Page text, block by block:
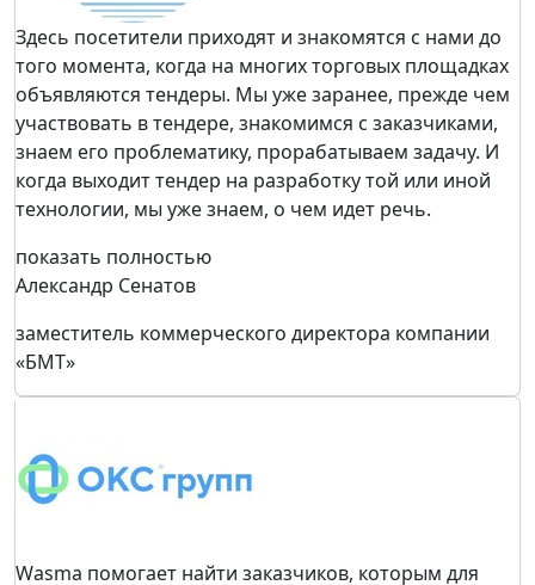
Здесь посетители приходят и знакомятся с нами до
того момента, когда на многих торговых площадках
объявляются тендеры. Мы уже заранее, прежде чем
участвовать в тендере, знакомимся с заказчиками,
знаем его проблематику, прорабатываем задачу. И
когда выходит тендер на разработку той или иной
технологии, мы уже знаем, о чем идет речь.
показать полностью
Александр Сенатов
заместитель коммерческого директора компании
«БМТ»
Wasma помогает найти заказчиков, которым для